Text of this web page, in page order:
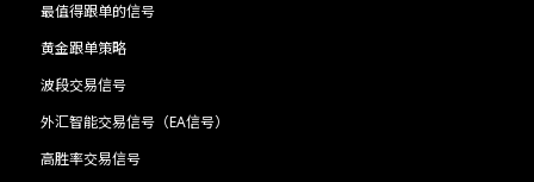
最值得跟单的信号
黄金跟单策略
波段交易信号
外汇智能交易信号（EA信号）
高胜率交易信号